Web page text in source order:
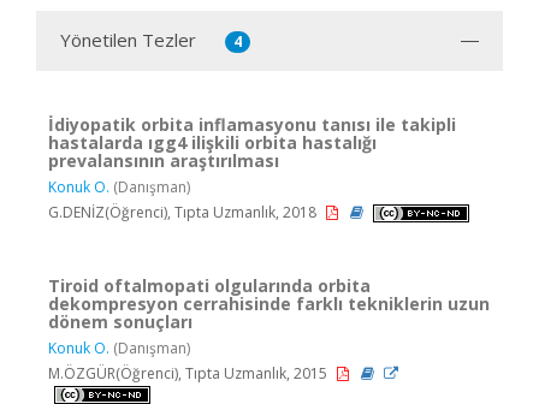
Yönetilen Tezler 4
İdiyopatik orbita inflamasyonu tanısı ile takipli
hastalarda ıgg4 ilişkili orbita hastalığı
prevalansının araştırılması
Konuk O. (Danışman)
G.DENİZ(Öğrenci), Tıpta Uzmanlık, 2018
Tiroid oftalmopati olgularında orbita
dekompresyon cerrahisinde farklı tekniklerin uzun
dönem sonuçları
Konuk O. (Danışman)
M.ÖZGÜR(Öğrenci), Tıpta Uzmanlık, 2015